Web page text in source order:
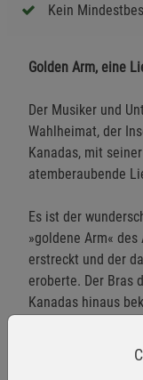
Kein
Golden Arm, eine
Der Musiker und
Wahlheimat, der
Kanadas, mit
atemberaubende
Es ist der
»goldene Arm«
erstreckt und der
eroberte. Der Bras
Kanadas hinaus
mit Worten
Berndt Haensels